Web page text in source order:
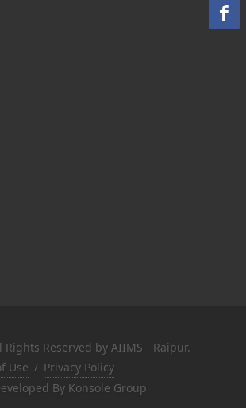
Reserved by AIIMS - Raipur.
Use / Privacy Policy
By Konsole Group